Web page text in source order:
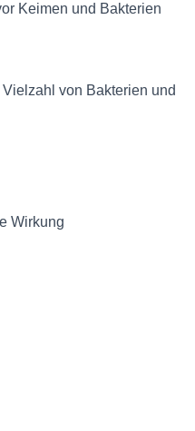
Keimen und Bakterien
von Bakterien und
Wirkung